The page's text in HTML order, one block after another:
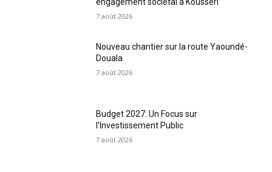
7 août 2026
Nouveau chantier sur la route Yaoundé-
Douala
7 août 2026
Budget 2027: Un Focus sur
l’Investissement Public
7 août 2026